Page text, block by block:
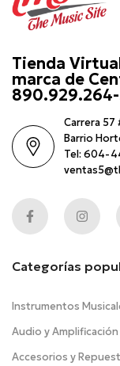
Tienda
marca de
Carrera
Barrio
Tel: 604-
Categorías
Instrumentos
Audio y Amplificación
Accesorios y